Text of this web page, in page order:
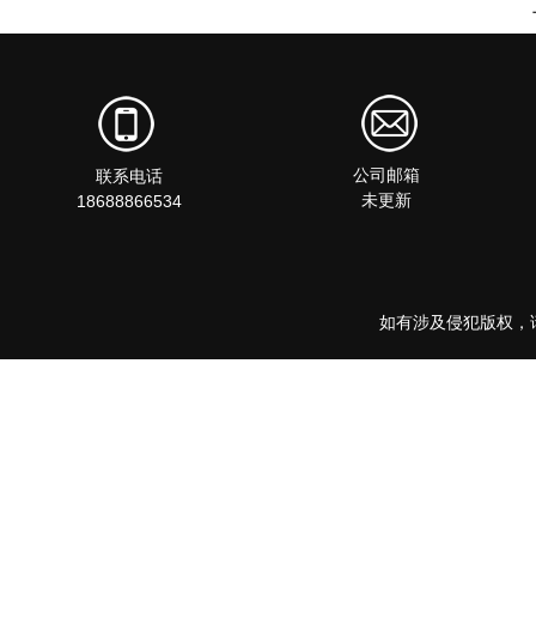
如有涉及侵犯版权
联系电话
18688866534
公司邮箱
未更新